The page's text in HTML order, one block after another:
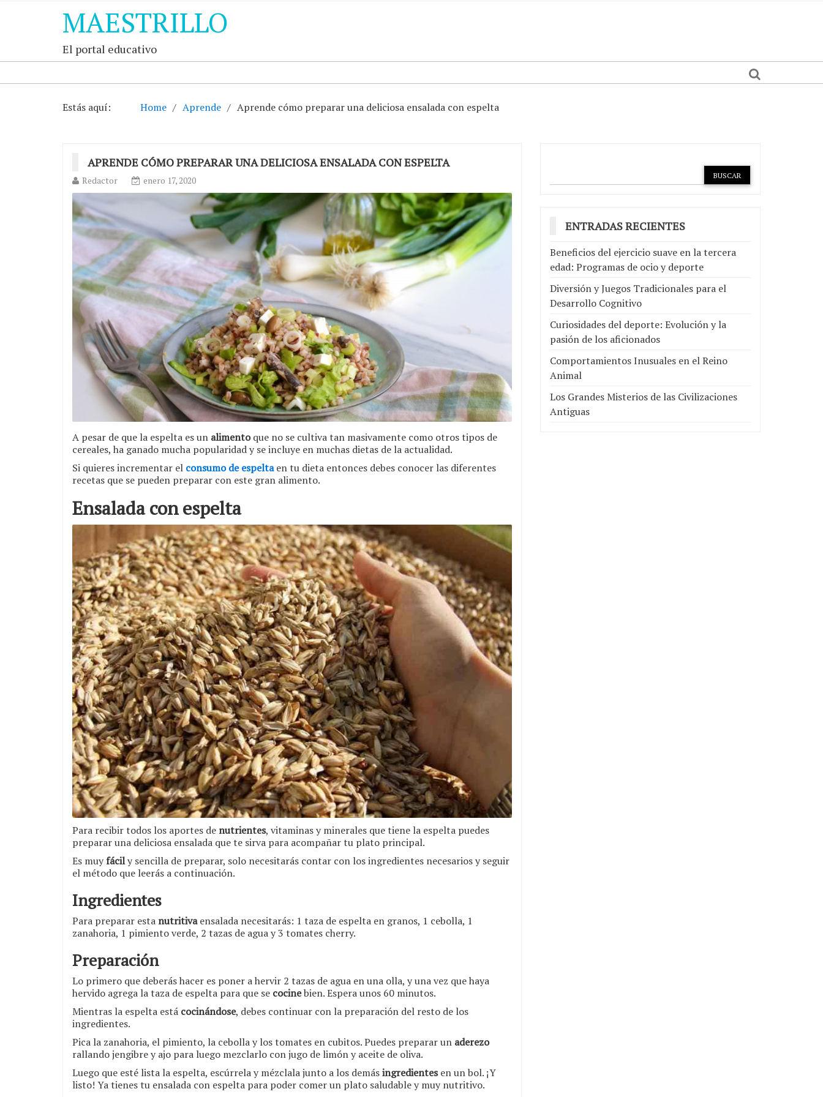
MAESTRILLO
El portal educativo
Estás aquí: Home Aprende Aprende cómo preparar una deliciosa ensalada con espelta
APRENDE CÓMO PREPARAR UNA DELICIOSA ENSALADA CON ESPELTA
Redactor enero 17, 2020
A pesar de que la espelta es un alimentoque no se cultiva tan masivamente como otros tipos de
cereales, ha ganado mucha popularidad y se incluye en muchas dietas de la actualidad.
Si quieres incrementar el consumo de espeltaen tu dieta entonces debes conocer las diferentes
recetas que se pueden preparar con este gran alimento.
Ensalada con espelta
Para recibir todos los aportes de nutrientes, vitaminas y minerales que tiene la espelta puedes
preparar una deliciosa ensalada que te sirva para acompañar tu plato principal.
Es muyfácily sencilla de preparar, solo necesitarás contar con los ingredientes necesarios y seguir
el método que leerás a continuación.
Ingredientes
Para preparar esta nutritivaensalada necesitarás: 1 taza de espelta en granos, 1 cebolla, 1
zanahoria, 1 pimiento verde, 2 tazas de agua y 3 tomates cherry.
Preparación
Lo primero que deberás hacer es poner a hervir 2 tazas de agua en una olla, y una vez que haya
hervido agrega la taza de espelta para que se cocinebien. Espera unos 60 minutos.
Mientras la espelta está cocinándose, debes continuar con la preparación del resto de los
ingredientes.
Pica la zanahoria, el pimiento, la cebolla y los tomates en cubitos. Puedes preparar un aderezo
rallando jengibre y ajo para luego mezclarlo con jugo de limón y aceite de oliva.
Luego que esté lista la espelta, escúrrela y mézclala junto a los demásingredientesen un bol. ¡Y
listo! Ya tienes tu ensalada con espelta para poder comer un plato saludable y muy nutritivo.
ENTRADAS RECIENTES
Beneficios del ejercicio suave en la tercera
edad: Programas de ocio y deporte
Diversión y Juegos Tradicionales para el
Desarrollo Cognitivo
Curiosidades del deporte: Evolución y la
pasión de los aficionados
Comportamientos Inusuales en el Reino
Animal
Los Grandes Misterios de las Civilizaciones
Antiguas